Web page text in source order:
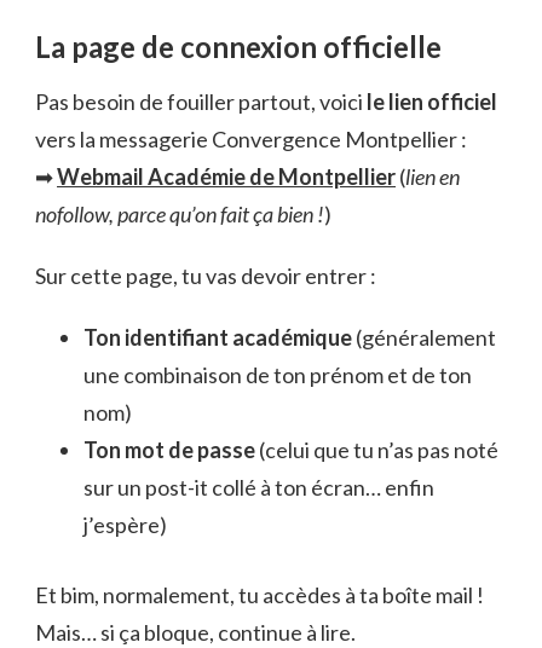
La page de connexion officielle
Pas besoin de fouiller partout, voici le lien officiel
vers la messagerie Convergence Montpellier :
➡Webmail Académie de Montpellier(lien en
nofollow, parce qu’on fait ça bien !)
Sur cette page, tu vas devoir entrer :
Ton identifiant académique(généralement
une combinaison de ton prénom et de ton
nom)
Ton mot de passe(celui que tu n’as pas noté
sur un post-it collé à ton écran… enfin
j’espère)
Et bim, normalement, tu accèdes à ta boîte mail !
Mais… si ça bloque, continue à lire.